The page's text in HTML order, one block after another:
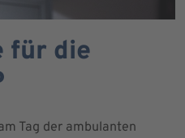
für die
Tag der ambulanten